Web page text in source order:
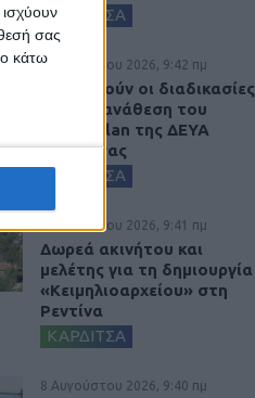
σας
κάτω
ΚΑΡΔΙΤΣΑ
8 Αυγούστου 2026, 9:42 πμ
Προχωρούν οι διαδικασίες
για την ανάθεση του
masterplan της ΔΕΥΑ
Καρδίτσας
ΚΑΡΔΙΤΣΑ
8 Αυγούστου 2026, 9:41 πμ
Δωρεά ακινήτου και
μελέτης για τη δημιουργία
«Κειμηλιοαρχείου» στη
Ρεντίνα
ΚΑΡΔΙΤΣΑ
8 Αυγούστου 2026, 9:40 πμ